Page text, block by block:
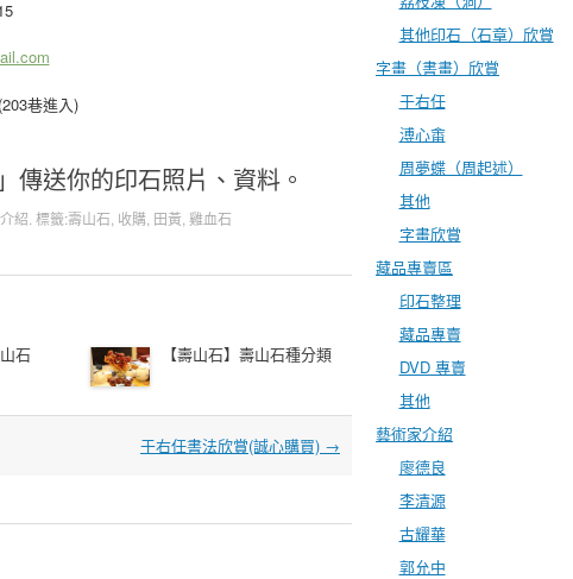
巷進入)
」傳送你的印石照片、資料。
紹 . 標籤:壽山石 收購 田黃 雞血石
石 【壽山石】壽山石種分類
于右任書法欣賞(誠心購買) →
其他印石（石章）欣賞
字畫（書畫）欣賞
于右任
溥心畬
周夢蝶（周起述）
其他
字畫欣賞
藏品專賣區
印石整理
藏品專賣
DVD 專賣
其他
藝術家介紹
廖德良
李清源
古耀華
郭允中